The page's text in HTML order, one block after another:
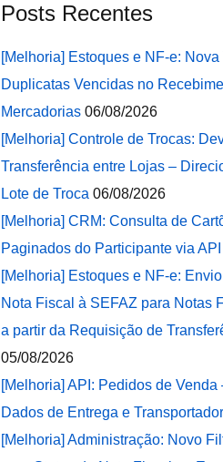
Posts Recentes
[Melhoria] Estoques e NF-e:
Duplicatas Vencidas no
Mercadorias 06/08/2026
[Melhoria] Controle de Trocas:
Transferência entre Lojas –
Lote de Troca 06/08/2026
[Melhoria] CRM: Consulta de
Paginados do Participante via API
[Melhoria] Estoques e NF-e:
Nota Fiscal à SEFAZ para Notas
a partir da Requisição de
05/08/2026
[Melhoria] API: Pedidos de Venda
Dados de Entrega e
[Melhoria] Administração: Novo